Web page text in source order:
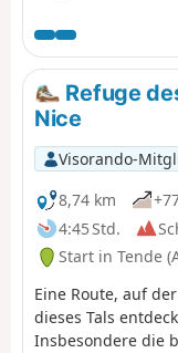
und folgt der
italienischen
zahlreiche
entdecken können.
Authion, wo eine
Schlachten in
bei der wenige
Waffenstillstand
französische
kamen. Das
fabelhaft.
Refuge
Nice
Visorando-
8,74 km
4:45 Std.
Start in Tende
Eine Route, auf
dieses Tals
Insbesondere die